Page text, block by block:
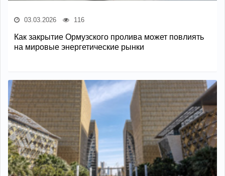
03.03.2026 116
Как закрытие Ормузского пролива может повлиять
на мировые энергетические рынки